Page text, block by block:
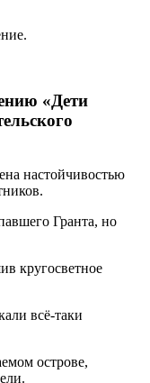
«Дети
настойчивостью
Гранта, но
кругосветное
всё-таки
острове,